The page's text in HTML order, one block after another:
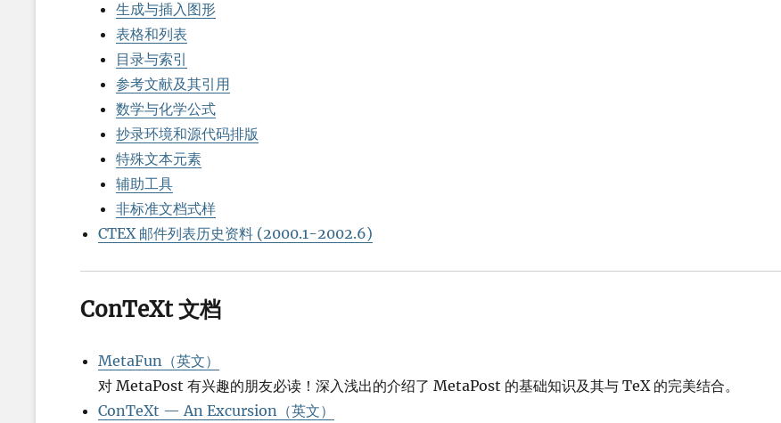
生成与插入图形
表格和列表
目录与索引
参考文献及其引用
数学与化学公式
抄录环境和源代码排版
特殊文本元素
辅助工具
非标准文档式样
CTEX 邮件列表历史资料 (2000.1-2002.6)
ConTeXt 文档
MetaFun（英文）
对 MetaPost 有兴趣的朋友必读！深入浅出的介绍了 MetaPost 的基础知识及其与 TeX 的完美结合。
ConTeXt — An Excursion（英文）